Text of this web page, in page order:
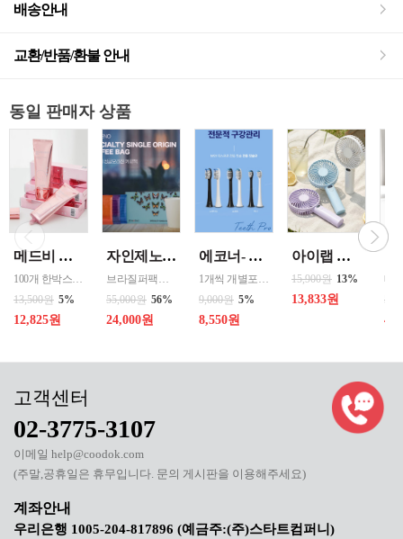
배송안내
교환/반품/환불 안내
동일 판매자 상품
메드비 원더핏 비비 13호 50ml
100개 한박스 도매 상담환영 - 문의 쿠독 -
13,500원 5%
12,825원
자인제노 3종 21입 싱글 로스팅 커피백 13ml 고용량 1케이스 단위 판매
브라질퍼팩트내추럴커피 7개 에티오피아 게데브 워시드커피 7개 콜롬비아 슈가케인 7개
55,000원 56%
24,000원
에코너- MS2 티스프로 음파 전동칫솔모 1입 단품 *3개 / 색상선택 화이트 블랙 선택
1개씩 개별포장되어있고 3개 단위로 판매중입니다
9,000원 5%
8,550원
아이랩 클래식 LED 팬 2026년신형 3단계바람조절 LED 무선 테이블가능
15,900원 13%
13,833원
02-3775-3107
이메일 help@coodok.com
(주말,공휴일은 휴무입니다. 문의 게시판을 이용해주세요)
우리은행 1005-204-817896 (예금주:(주)스타트컴퍼니)